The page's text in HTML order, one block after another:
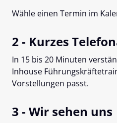
Wähle einen Termin im
2 - Kurzes
In 15 bis 20 Minuten
Inhouse
Vorstellungen passt.
3 - Wir sehen uns